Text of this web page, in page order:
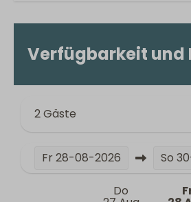
Verfügbarkeit und
2 Gäste
Fr 28-08-2026 So
Do